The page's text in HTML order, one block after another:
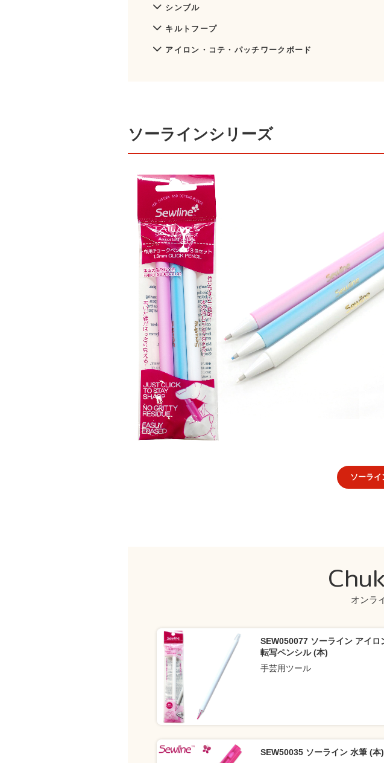
シンブル
キルトフープ
アイロン・コテ・パッチワークボード
ソーラインシリーズ
ソーラ
オンラ
SEW050077 ソーライン アイロ
転写ペンシル (本)
手芸用ツール
SEW50035 ソーライン 水筆 (本)